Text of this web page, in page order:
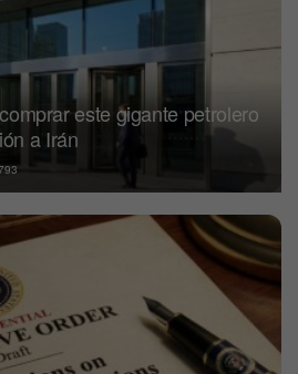
este gigante petrolero
a Irán